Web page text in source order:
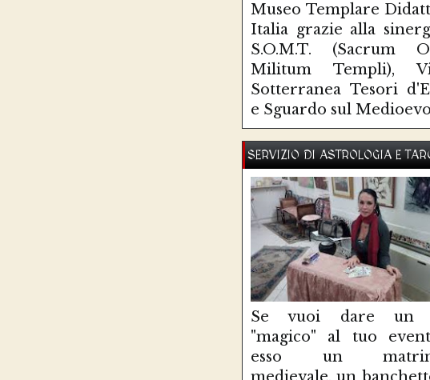
Museo Templare
Italia grazie alla
S.O.M.T. (Sacrum
Militum Templi),
Sotterranea Tesori
e Sguardo sul Medioevo
SERVIZIO DI ASTROLOGIA E
Se vuoi dare un
"magico" al tuo
esso un